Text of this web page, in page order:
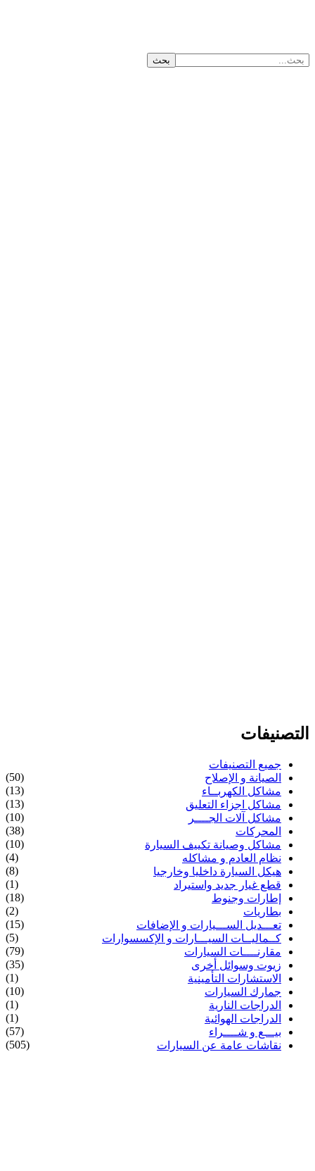
التصنيفات
جميع التصنيفات
الصيانة و الإصلاح
(50)
مشاكل الكهربــاء
(13)
مشاكل اجزاء التعليق
(13)
مشاكل آلات الجــــر
(10)
المحركات
(38)
مشاكل وصيانة تكييف السيارة
(10)
نظام العادم و مشاكله
(4)
هيكل السيارة داخليا وخارجيا
(8)
قطع غيار جديد واستيراد
(1)
إطارات وجنوط
(18)
بطاريات
(2)
تعـــديل الســـيارات و الإضافات
(15)
كــماليــات السيـــارات و الإكسسوارات
(5)
مقارنــــات السيارات
(79)
زيوت وسوائل أخرى
(35)
الاستشارات التأمينية
(1)
جمارك السيارات
(10)
الدراجات النارية
(1)
الدراجات الهوائية
(1)
بيـــع و شــــراء
(57)
نقاشات عامة عن السيارات
(505)